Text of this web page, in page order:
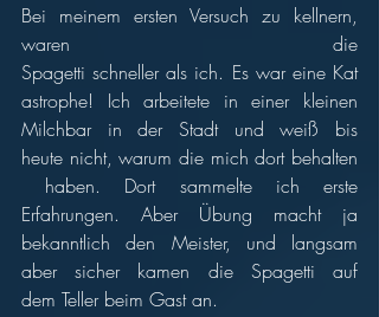
Bei meinem ersten Versuch zu kellnern,
waren die
Spagetti schneller als ich. Es war eine Kat
astrophe! Ich arbeitete in einer kleinen
Milchbar in der Stadt und weiß bis
heute nicht, warum die mich dort behalten
haben. Dort sammelte ich erste
Erfahrungen. Aber Übung macht ja
bekanntlich den Meister, und langsam
aber sicher kamen die Spagetti auf
dem Teller beim Gast an.